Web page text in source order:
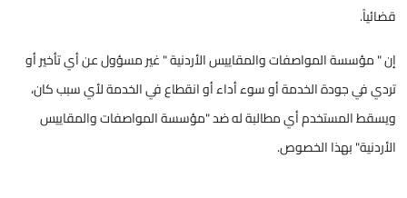
قضائياً.
إن " مؤسسة المواصفات والمقاييس الأردنية " غير مسؤول عن أي تأخير أو
تردي في جودة الخدمة أو سوء أداء أو انقطاع في الخدمة لأي سبب كان،
ويسقط المستخدم أي مطالبة له ضد "مؤسسة المواصفات والمقاييس
الأردنية" بهذا الخصوص.